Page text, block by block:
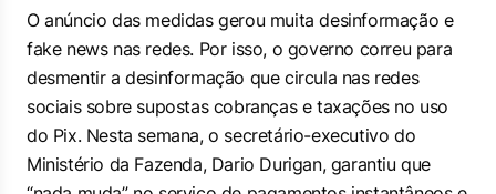
O anúncio das medidas gerou muita desinformação e
fake news nas redes. Por isso, o governo correu para
desmentir a desinformação que circula nas redes
sociais sobre supostas cobranças e taxações no uso
do Pix. Nesta semana, o secretário-executivo do
Ministério da Fazenda, Dario Durigan, garantiu que